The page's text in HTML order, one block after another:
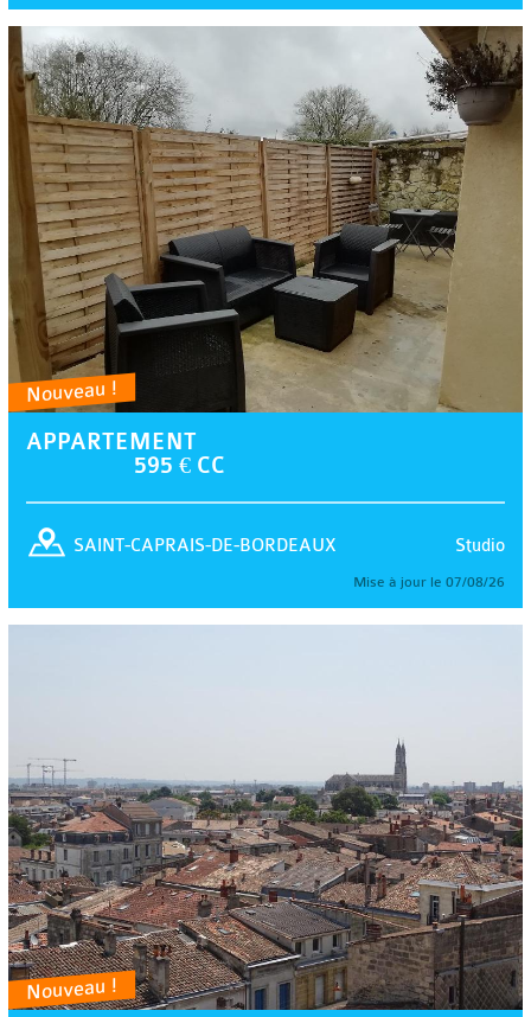
Nouveau !
APPARTEMENT
595 € CC
Studio
SAINT-CAPRAIS-DE-BORDEAUX
Mise à jour le 07/08/26
Nouveau !